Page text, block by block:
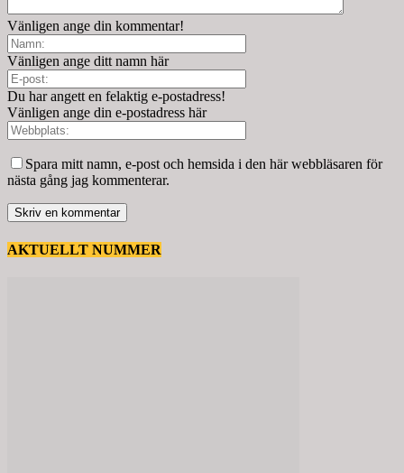
Vänligen ange din kommentar!
Vänligen ange ditt namn här
Du har angett en felaktig e-postadress!
Vänligen ange din e-postadress här
Spara mitt namn, e-post och hemsida i den här webbläsaren för
nästa gång jag kommenterar.
AKTUELLT NUMMER